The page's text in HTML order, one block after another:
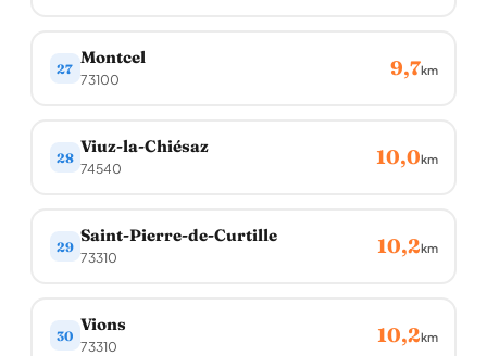
27
Montcel
73100 9,7km
28
Viuz-la-Chiésaz
74540 10,0km
29
Saint-Pierre-de-Curtille
73310 10,2km
30
Vions
73310 10,2km